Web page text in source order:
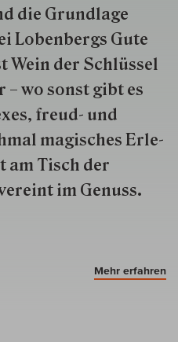
die Grund­lage
Lobenbergs Gute
Wein der Schlüs­sel
wo sonst gibt es
freud- und
ma­gisch­es Er­le­
am Tisch der
im Genuss.
Mehr erfahren